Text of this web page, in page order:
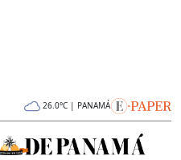
26.0°C | PANAMÁ